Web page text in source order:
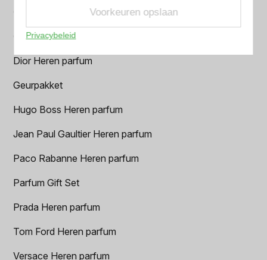
Chanel Heren parfum
Creed heren parfum
Dior Heren parfum
Geurpakket
Hugo Boss Heren parfum
Jean Paul Gaultier Heren parfum
Paco Rabanne Heren parfum
Parfum Gift Set
Prada Heren parfum
Tom Ford Heren parfum
Versace Heren parfum
Voorkeuren opslaan
Privacybeleid